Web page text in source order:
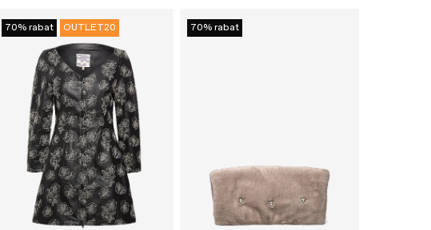
70% rabat OUTLET20 70% rabat